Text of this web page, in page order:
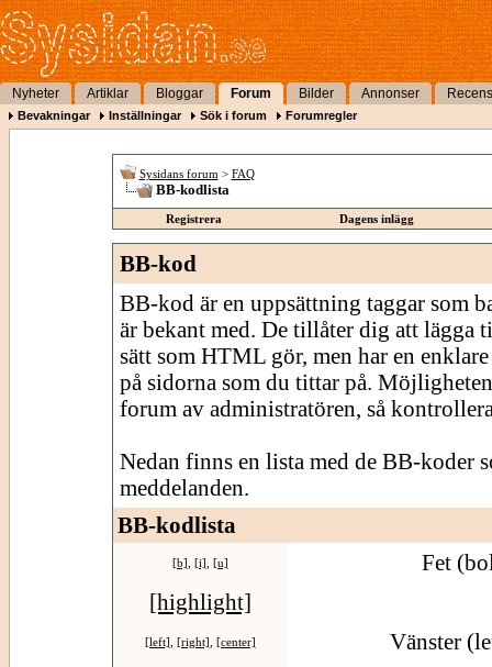
Nyheter Artiklar Bloggar Forum Bilder Annonser
Bevakningar Inställningar Sök i forum Forumregler
Sysidans forum > FAQ
BB-kodlista
Registrera Dagens inlägg
BB-kod
BB-kod är en uppsättning taggar som
är bekant med. De tillåter dig att lägga
sätt som HTML gör, men har en
på sidorna som du tittar på.
forum av administratören, så
Nedan finns en lista med de BB-koder
meddelanden.
BB-kodlista
[b] [i] [u]
Fet
[highlight]
[left] [right] [center]
Vänster